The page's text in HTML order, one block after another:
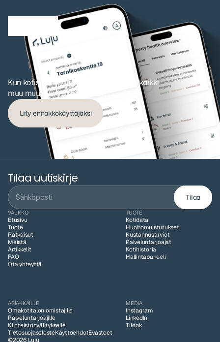
Kaikki estä
nä kymästä
Kun kotisi data on yhdessä paikassa, kaikki
muu muuttuu helpommaksi.
Liity ennakkokäyttäjäksi
VALIKKO
Etusivu
Tuote
Ratkaisut
Meistä
Artikkelit
FAQ
Ota yhteyttä
TUOTE
Kotidata
Huoltomuistutukset
Kustannusarviot
Palveluntarjoajat
Kotihistoria
Hallintapaneeli
ASIAKKAILLE
Omakotitalon omistajille
Palveluntarjoajille
Kiinteistönvälitykselle
MEDIA
Instagram
LinkedIn
Tiktok
Tilaa uutiskirje
Tilaa
TietosuojaselosteKäyttöehdotEvästeet
©2026 Luju